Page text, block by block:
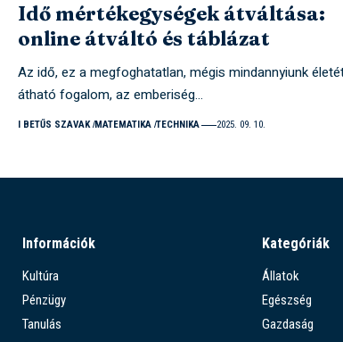
Idő mértékegységek átváltása:
online átváltó és táblázat
Az idő, ez a megfoghatatlan, mégis mindannyiunk
átható fogalom, az emberiség…
I BETŰS SZAVAK MATEMATIKA TECHNIKA 2025. 09. 10.
Információk
Kultúra
Pénzügy
Tanulás
Kategóriák
Állatok
Egészség
Gazdaság